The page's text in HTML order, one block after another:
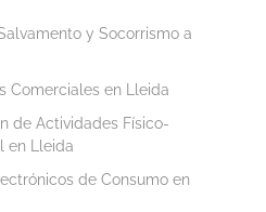
y Socorrismo a
Comerciales en Lleida
de Actividades Físico-
en Lleida
de Consumo en